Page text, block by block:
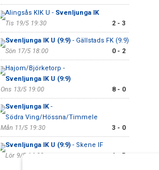
Alingsås KIK U - Svenljunga IK
Tis 19/5 19:30
2 - 3
Svenljunga IK U (9:9)- Gällstads FK (9:9)
Sön 17/5 18:00
0 - 2
Hajom/Björketorp -
Svenljunga IK U (9:9)
Ons 13/5 19:00
8 - 0
Svenljunga IK-
Södra Ving/Hössna/Timmele
Mån 11/5 19:30
3 - 0
Svenljunga IK U (9:9)- Skene IF
Lör 9/5 14:00
1 - 5